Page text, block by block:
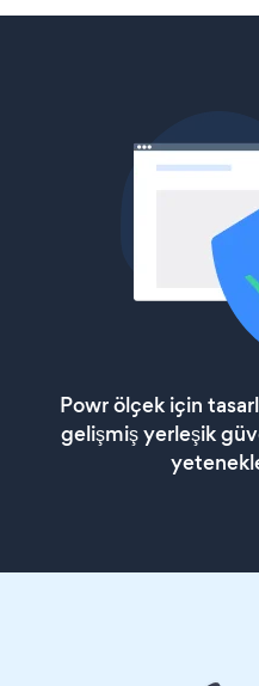
Powr ölçek için
gelişmiş yerleşik